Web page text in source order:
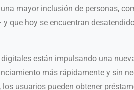
mayor inclusión de personas,
que hoy se encuentran
están impulsando una
más rápidamente y sin
usuarios pueden obtener